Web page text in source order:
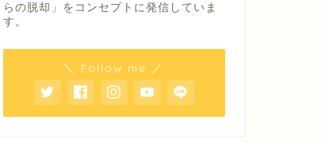
らの脱却」をコンセプトに発信していま
す。
＼ Follow me ／